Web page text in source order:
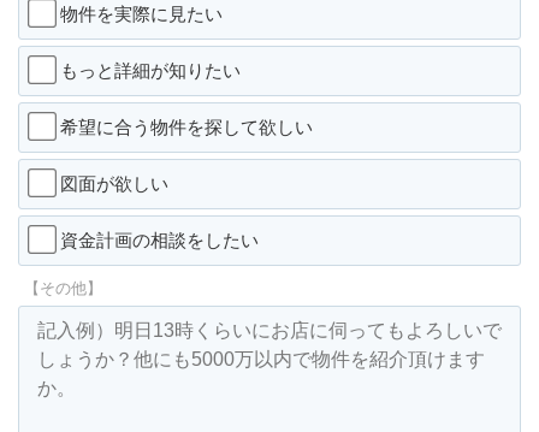
物件を実際に見たい
もっと詳細が知りたい
希望に合う物件を探して欲しい
図面が欲しい
資金計画の相談をしたい
【その他】